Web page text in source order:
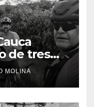
de tres
MOLINA